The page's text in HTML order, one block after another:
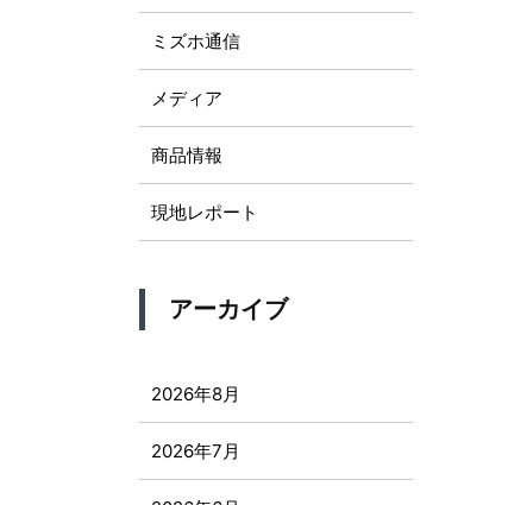
ミズホ通信
メディア
商品情報
現地レポート
アーカイブ
2026年8月
2026年7月